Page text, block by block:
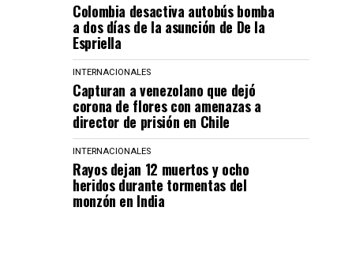
Colombia desactiva autobús bomba
a dos días de la asunción de De la
Espriella
INTERNACIONALES
Capturan a venezolano que dejó
corona de flores con amenazas a
director de prisión en Chile
INTERNACIONALES
Rayos dejan 12 muertos y ocho
heridos durante tormentas del
monzón en India